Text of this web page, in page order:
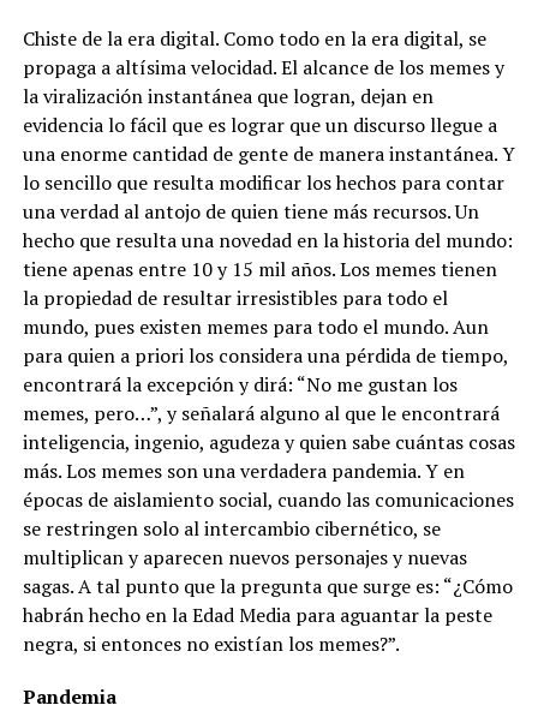
Chiste de la era digital. Como todo en la era digital, se
propaga a altísima velocidad. El alcance de los memes y
la viralización instantánea que logran, dejan en
evidencia lo fácil que es lograr que un discurso llegue a
una enorme cantidad de gente de manera instantánea. Y
lo sencillo que resulta modificar los hechos para contar
una verdad al antojo de quien tiene más recursos. Un
hecho que resulta una novedad en la historia del mundo:
tiene apenas entre 10 y 15 mil años. Los memes tienen
la propiedad de resultar irresistibles para todo el
mundo, pues existen memes para todo el mundo. Aun
para quien a priori los considera una pérdida de tiempo,
encontrará la excepción y dirá: “No me gustan los
memes, pero…”, y señalará alguno al que le encontrará
inteligencia, ingenio, agudeza y quien sabe cuántas cosas
más. Los memes son una verdadera pandemia. Y en
épocas de aislamiento social, cuando las comunicaciones
se restringen solo al intercambio cibernético, se
multiplican y aparecen nuevos personajes y nuevas
sagas. A tal punto que la pregunta que surge es: “¿Cómo
habrán hecho en la Edad Media para aguantar la peste
negra, si entonces no existían los memes?”.
Pandemia